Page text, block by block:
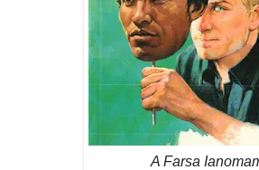
A Farsa